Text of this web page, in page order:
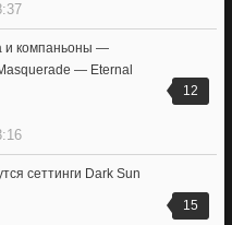
12
и компаньоны —
— Eternal
15
сеттинги Dark Sun